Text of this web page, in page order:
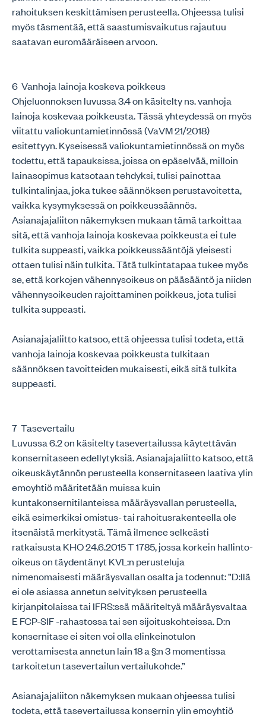
rahoituksen keskittämisen perusteella. Ohjeessa tulisi
myös täsmentää, että saastumisvaikutus rajautuu
saatavan euromääräiseen arvoon.
6 Vanhoja lainoja koskeva poikkeus
Ohjeluonnoksen luvussa 3.4 on käsitelty ns. vanhoja
lainoja koskevaa poikkeusta. Tässä yhteydessä on myös
viitattu valiokuntamietinnössä (VaVM 21/2018)
esitettyyn. Kyseisessä valiokuntamietinnössä on myös
todettu, että tapauksissa, joissa on epäselvää, milloin
lainasopimus katsotaan tehdyksi, tulisi painottaa
tulkintalinjaa, joka tukee säännöksen perustavoitetta,
vaikka kysymyksessä on poikkeussäännös.
Asianajajaliiton näkemyksen mukaan tämä tarkoittaa
sitä, että vanhoja lainoja koskevaa poikkeusta ei tule
tulkita suppeasti, vaikka poikkeussääntöjä yleisesti
ottaen tulisi näin tulkita. Tätä tulkintatapaa tukee myös
se, että korkojen vähennysoikeus on pääsääntö ja niiden
vähennysoikeuden rajoittaminen poikkeus, jota tulisi
tulkita suppeasti.
Asianajajaliitto katsoo, että ohjeessa tulisi todeta, että
vanhoja lainoja koskevaa poikkeusta tulkitaan
säännöksen tavoitteiden mukaisesti, eikä sitä tulkita
suppeasti.
7 Tasevertailu
Luvussa 6.2 on käsitelty tasevertailussa käytettävän
konsernitaseen edellytyksiä. Asianajajaliitto katsoo, että
oikeuskäytännön perusteella konsernitaseen laativa ylin
emoyhtiö määritetään muissa kuin
kuntakonsernitilanteissa määräysvallan perusteella,
eikä esimerkiksi omistus- tai rahoitusrakenteella ole
itsenäistä merkitystä. Tämä ilmenee selkeästi
ratkaisusta KHO 24.6.2015 T 1785, jossa korkein hallinto-
oikeus on täydentänyt KVL:n perusteluja
nimenomaisesti määräysvallan osalta ja todennut: ”D:llä
ei ole asiassa annetun selvityksen perusteella
kirjanpitolaissa tai IFRS:ssä määriteltyä määräysvaltaa
E FCP-SIF -rahastossa tai sen sijoituskohteissa. D:n
konsernitase ei siten voi olla elinkeinotulon
verottamisesta annetun lain 18 a §:n 3 momentissa
tarkoitetun tasevertailun vertailukohde.”
Asianajajaliiton näkemyksen mukaan ohjeessa tulisi
todeta, että tasevertailussa konsernin ylin emoyhtiö